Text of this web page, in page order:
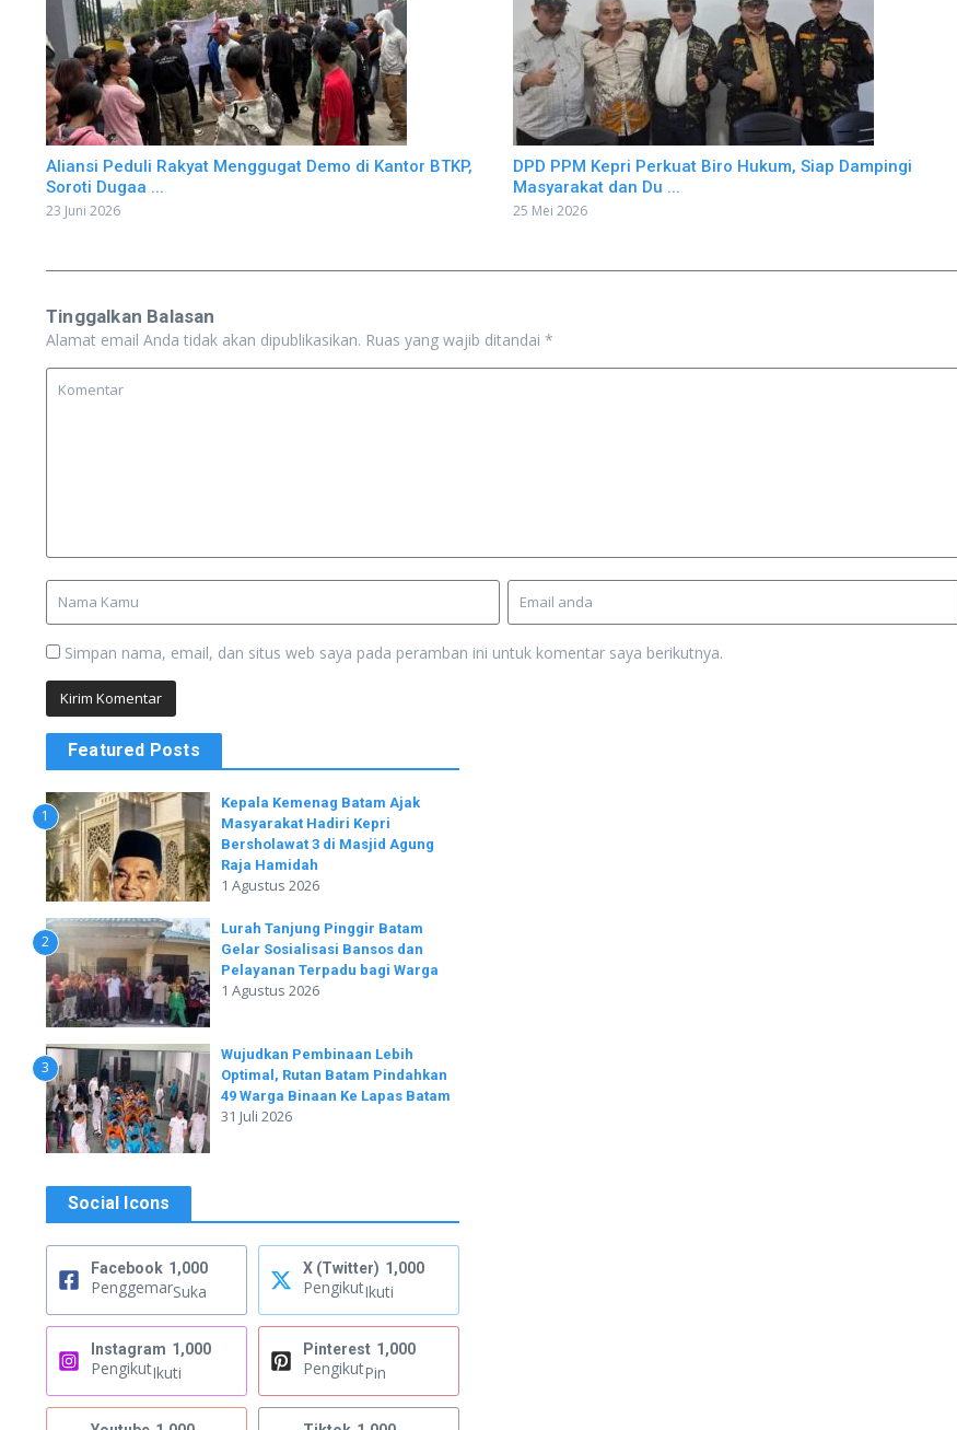
Aliansi Peduli Rakyat Menggugat Demo di Kantor BTKP,
Soroti Dugaa ...
23 Juni 2026
DPD PPM Kepri Perkuat Biro Hukum, Siap Dampingi
Masyarakat dan Du ...
25 Mei 2026
Tinggalkan Balasan
Alamat email Anda tidak akan dipublikasikan. Ruas yang wajib ditandai *
Simpan nama, email, dan situs web saya pada peramban ini untuk komentar saya berikutnya.
Featured Posts
1
Kepala Kemenag Batam Ajak
Masyarakat Hadiri Kepri
Bersholawat 3 di Masjid Agung
Raja Hamidah
1 Agustus 2026
2
Lurah Tanjung Pinggir Batam
Gelar Sosialisasi Bansos dan
Pelayanan Terpadu bagi Warga
1 Agustus 2026
3
Wujudkan Pembinaan Lebih
Optimal, Rutan Batam Pindahkan
49 Warga Binaan Ke Lapas Batam
31 Juli 2026
Social Icons
Facebook 1,000
PenggemarSuka
X (Twitter) 1,000
PengikutIkuti
Instagram 1,000
PengikutIkuti
Pinterest 1,000
PengikutPin